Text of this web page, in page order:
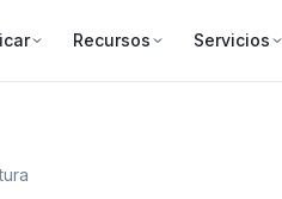
Recursos Servicios